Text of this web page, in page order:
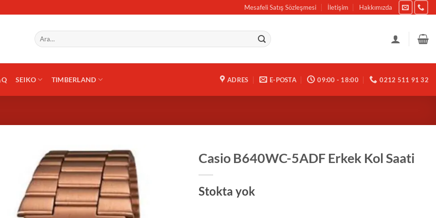
Mesafeli Satış Sözleşmesi İletişim Hakkımızda
Ara:
SEIKO TIMBERLAND ADRES E-POSTA 09:00 - 18:00 0212 511 91 32
Casio B640WC-5ADF Erkek Kol Saati
Stokta yok